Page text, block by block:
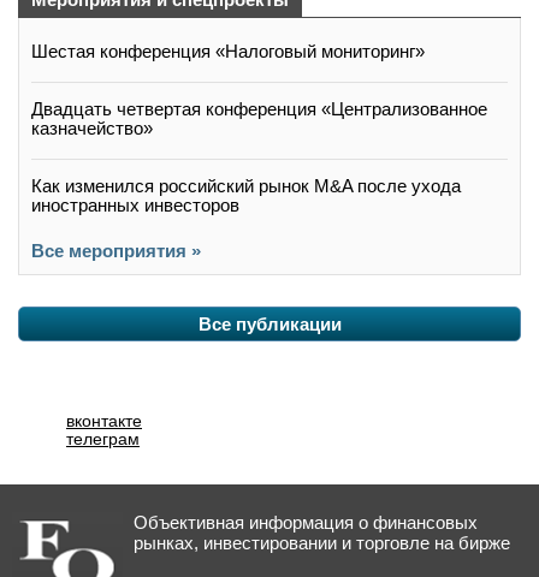
Шестая конференция «Налоговый мониторинг»
Двадцать четвертая конференция «Централизованное
казначейство»
Как изменился российский рынок M&A после ухода
иностранных инвесторов
Все мероприятия »
Все публикации
вконтакте
телеграм
Объективная информация о финансовых
рынках, инвестировании и торговле на бирже